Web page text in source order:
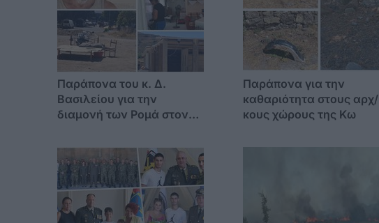
Παράπονα του κ. Δ.
Βασιλείου για την
διαμονή των Ρομά στον
έχουμε ούτε νερό"
Παράπονα για την
καθαριότητα στους αρχ/
κους χώρους της Κω